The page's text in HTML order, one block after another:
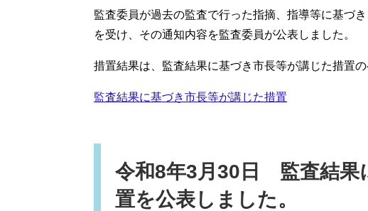
監査委員が過去の監査で行った指摘、指導等に基づ
を受け、その通知内容を監査委員が公表しました。
措置結果は、監査結果に基づき市長等が講じた措置の
監査結果に基づき市長等が講じた措置
令和8年3月30日 監査結果
置を公表しました。